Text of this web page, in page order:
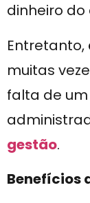
dinheiro
Entretanto,
muitas
falta de
gestão.
Benefícios